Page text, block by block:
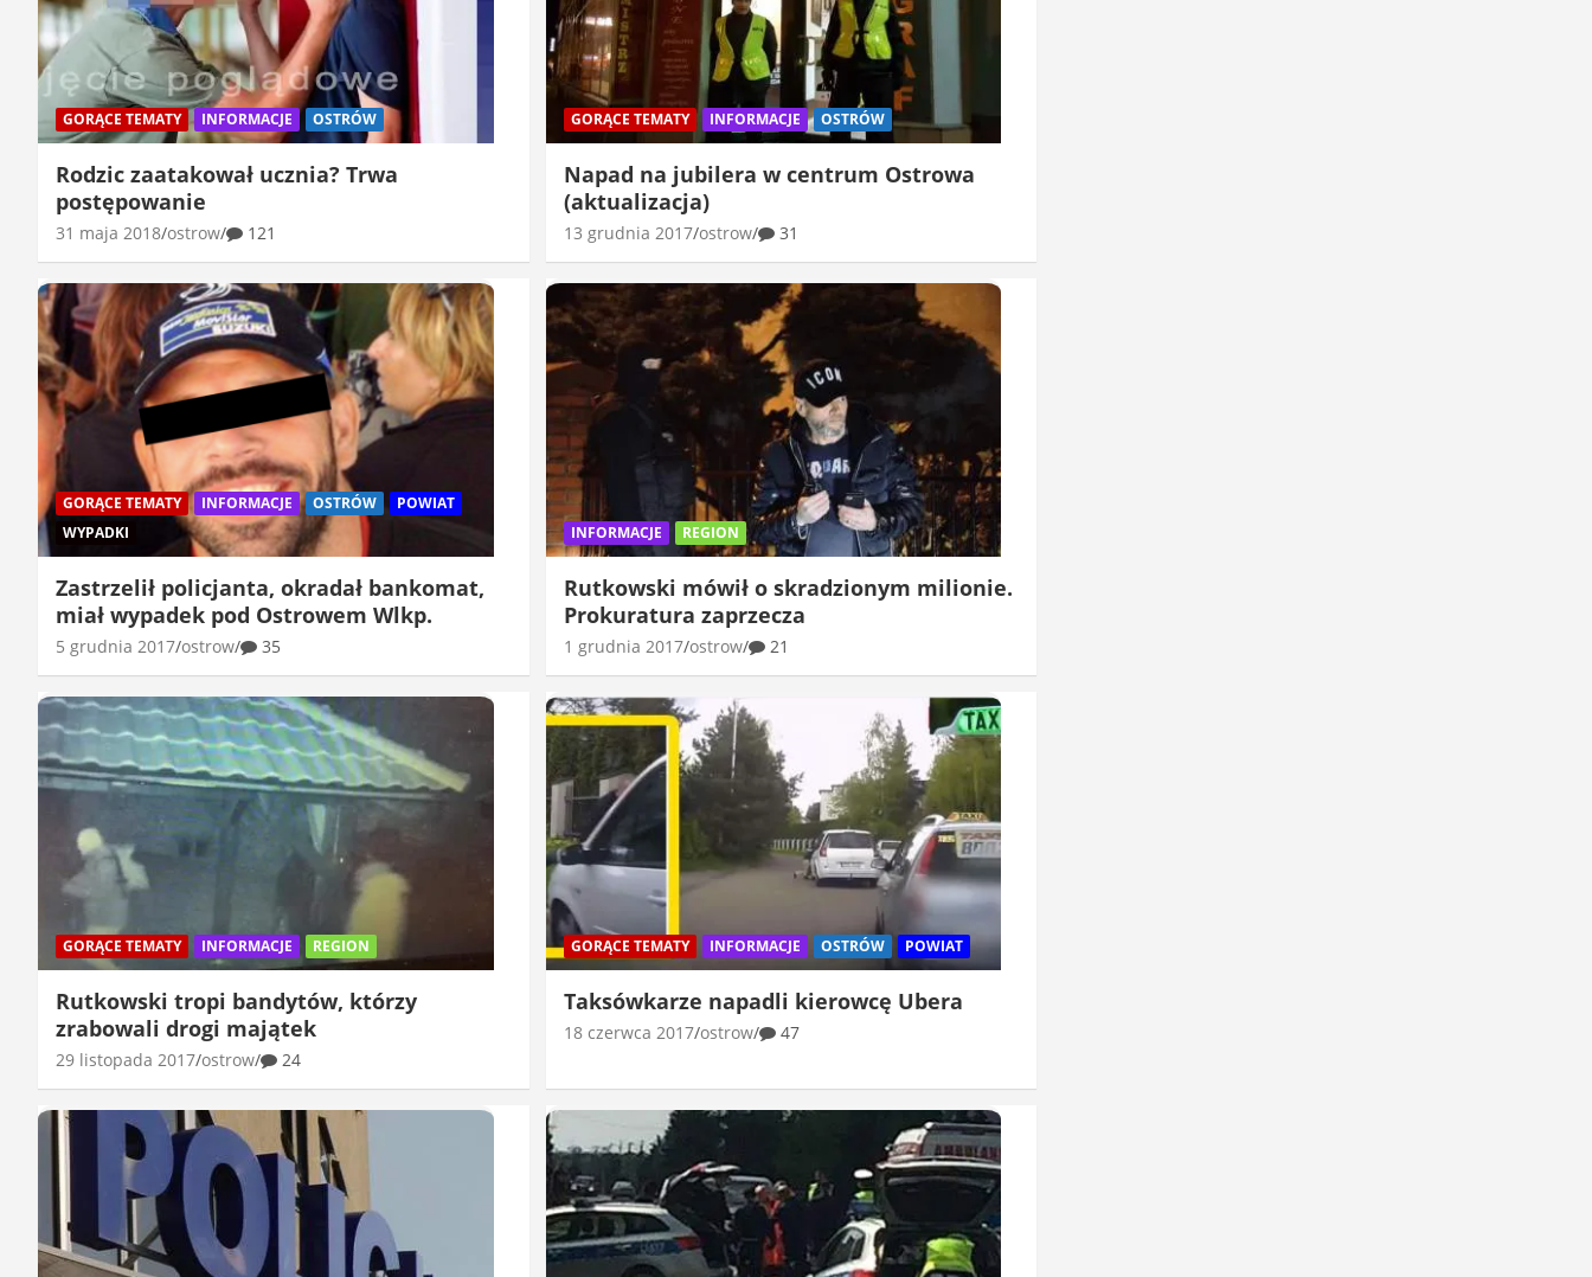
GORĄCE TEMATY INFORMACJE OSTRÓW
Rodzic zaatakował ucznia? Trwa
postępowanie
31 maja 2018 ostrow 121
GORĄCE TEMATY INFORMACJE OSTRÓW
Napad na jubilera w centrum Ostrowa
(aktualizacja)
13 grudnia 2017 ostrow 31
GORĄCE TEMATY INFORMACJE OSTRÓW
POWIAT
WYPADKI
Zastrzelił policjanta, okradał bankomat,
miał wypadek pod Ostrowem Wlkp.
5 grudnia 2017 ostrow 35
INFORMACJE REGION
Rutkowski mówił o skradzionym milionie.
Prokuratura zaprzecza
1 grudnia 2017 ostrow 21
GORĄCE TEMATY INFORMACJE REGION
Rutkowski tropi bandytów, którzy
zrabowali drogi majątek
29 listopada 2017 ostrow 24
GORĄCE TEMATY INFORMACJE OSTRÓW POWIAT
Taksówkarze napadli kierowcę Ubera
18 czerwca 2017 ostrow 47